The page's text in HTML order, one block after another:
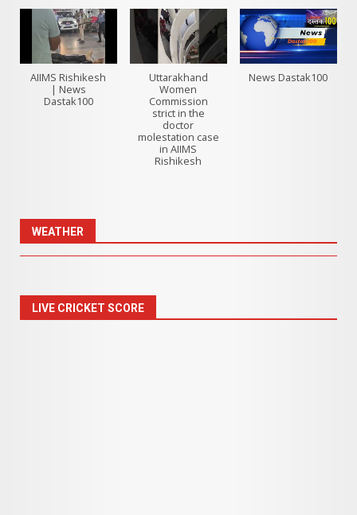
AIIMS Rishikesh
| News
Dastak100
Uttarakhand
Women
Commission
strict in the
doctor
molestation case
in AIIMS
Rishikesh
News Dastak100
WEATHER
LIVE CRICKET SCORE